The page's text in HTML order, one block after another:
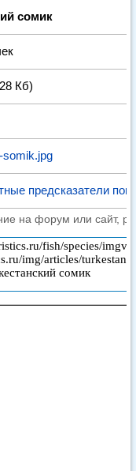
сомик
Кб)
предсказатели
на форум или сайт,